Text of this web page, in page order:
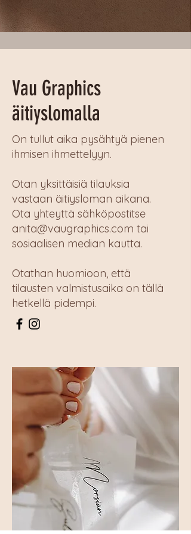
Vau Graphics
äitiyslomalla
On tullut aika pysähtyä pienen
ihmisen ihmettelyyn.
Otan yksittäisiä tilauksia
vastaan äitiysloman aikana.
Ota yhteyttä sähköpostitse
anita@vaugraphics.com tai
sosiaalisen median kautta.
Otathan huomioon, että
tilausten valmistusaika on tällä
hetkellä pidempi.